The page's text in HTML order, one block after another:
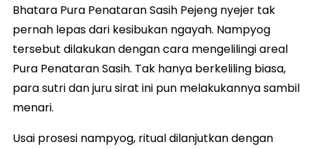
Bhatara Pura Penataran Sasih Pejeng nyejer tak
pernah lepas dari kesibukan ngayah. Nampyog
tersebut dilakukan dengan cara mengelilingi areal
Pura Penataran Sasih. Tak hanya berkeliling biasa,
para sutri dan juru sirat ini pun melakukannya sambil
menari.
Usai prosesi nampyog, ritual dilanjutkan dengan